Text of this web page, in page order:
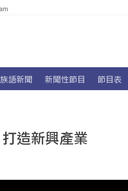
族語新聞 新聞性節目 節目表
造新興產業